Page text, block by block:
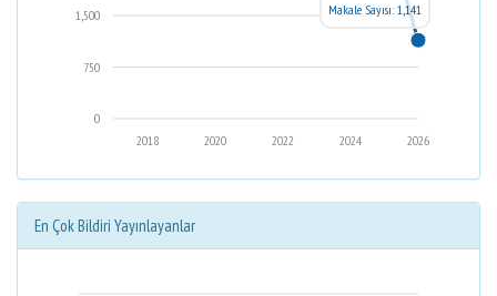
0
750
1,500
2026
2024
2022
2020
2018
Makale Sayısı: 1,141
En Çok Bildiri Yayınlayanlar